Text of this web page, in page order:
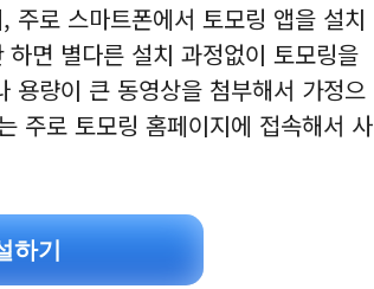
주로 스마트폰에서 토모링 앱을 설치
면 별다른 설치 과정없이 토모링을
용량이 큰 동영상을 첨부해서 가정으
주로 토모링 홈페이지에 접속해서 사
하기